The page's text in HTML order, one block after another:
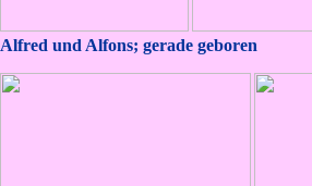
Alfred und Alfons; gerade geboren